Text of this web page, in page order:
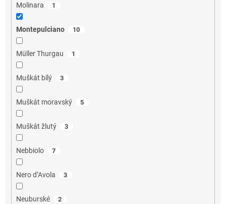
Molinara 1
Montepulciano 10
Müller Thurgau 1
Muškát bílý 3
Muškát moravský 5
Muškát žlutý 3
Nebbiolo 7
Nero d’Avola 3
Neuburské 2